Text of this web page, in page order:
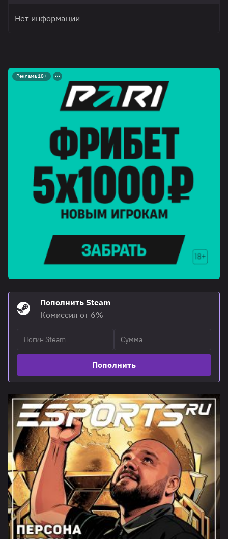
Нет информации
Реклама 18+
Пополнить Steam
Комиссия от 6%
Пополнить